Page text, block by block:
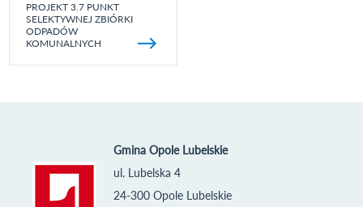
PROJEKT 3.7 PUNKT
SELEKTYWNEJ ZBIÓRKI
ODPADÓW
KOMUNALNYCH
Gmina Opole Lubelskie
ul. Lubelska 4
24-300 Opole Lubelskie